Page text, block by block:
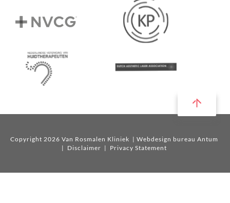
Copyright 2026 Van Rosmalen Kliniek | Webdesign bureau Antum
| Disclaimer | Privacy Statement